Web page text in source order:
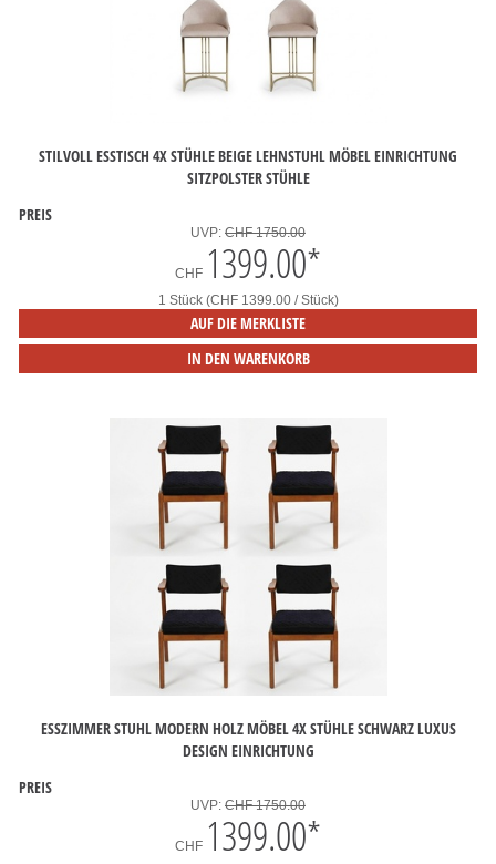
STILVOLL ESSTISCH 4X STÜHLE BEIGE LEHNSTUHL MÖBEL EINRICHTUNG
SITZPOLSTER STÜHLE
PREIS
UVP: CHF 1750.00
CHF 1399.00*
1 Stück (CHF 1399.00 / Stück)
AUF DIE MERKLISTE
IN DEN WARENKORB
ESSZIMMER STUHL MODERN HOLZ MÖBEL 4X STÜHLE SCHWARZ LUXUS
DESIGN EINRICHTUNG
PREIS
UVP: CHF 1750.00
CHF 1399.00*